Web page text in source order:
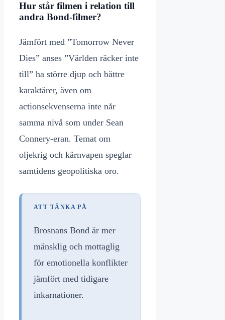
Hur står filmen i relation till
andra Bond-filmer?
Jämfört med ”Tomorrow Never
Dies” anses ”Världen räcker inte
till” ha större djup och bättre
karaktärer, även om
actionsekvenserna inte når
samma nivå som under Sean
Connery-eran. Temat om
oljekrig och kärnvapen speglar
samtidens geopolitiska oro.
ATT TÄNKA PÅ
Brosnans Bond är mer
mänsklig och mottaglig
för emotionella konflikter
jämfört med tidigare
inkarnationer.